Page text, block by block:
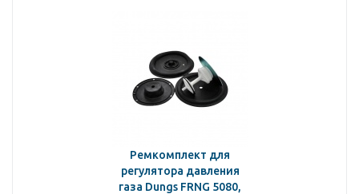
Ремкомплект для
регулятора давления
газа Dungs FRNG 5080,